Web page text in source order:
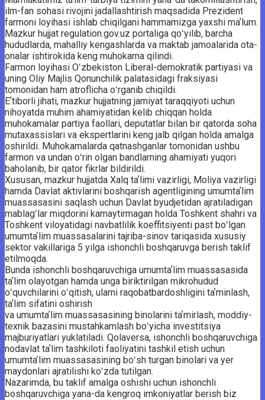
ilm-fan sohasi rivojini jadallashtirish maqsadida Prezident
farmoni loyihasi ishlab chiqilgani hammamizga yaxshi maʼlum.
Mazkur hujjat regulation.gov.uz portaliga qoʻyilib, barcha
hududlarda, mahalliy kengashlarda va maktab jamoalarida ota-
onalar ishtirokida keng muhokama qilindi.
Farmon loyihasi Oʻzbekiston Liberal-demokratik partiyasi va
uning Oliy Majlis Qonunchilik palatasidagi fraksiyasi
tomonidan ham atroflicha oʻrganib chiqildi.
Eʼtiborli jihati, mazkur hujjatning jamiyat taraqqiyoti uchun
nihoyatda muhim ahamiyatidan kelib chiqqan holda
muhokamalar partiya faollari, deputatlar bilan bir qatorda soha
mutaxassislari va ekspertlarini keng jalb qilgan holda amalga
oshirildi. Muhokamalarda qatnashganlar tomonidan ushbu
farmon va undan oʻrin olgan bandlarning ahamiyati yuqori
baholanib, bir qator fikrlar bildirildi.
Xususan, mazkur hujjatda Xalq taʼlimi vazirligi, Moliya vazirligi
hamda Davlat aktivlarini boshqarish agentligining umumtaʼlim
muassasasini saqlash uchun Davlat byudjetidan ajratiladigan
mablagʻlar miqdorini kamaytirmagan holda Toshkent shahri va
Toshkent viloyatidagi navbatlilik koeffitsiyenti past boʻlgan
umumtaʼlim muassasalarini tajriba-sinov tariqasida xususiy
sektor vakillariga 5 yilga ishonchli boshqaruvga berish taklif
etilmoqda.
Bunda ishonchli boshqaruvchiga umumtaʼlim muassasasida
taʼlim olayotgan hamda unga biriktirilgan mikrohudud
oʻquvchilarini oʻqitish, ularni raqobatbardoshligini taʼminlash,
taʼlim sifatini oshirish
va umumtaʼlim muassasasining binolarini taʼmirlash, moddiy-
texnik bazasini mustahkamlash boʻyicha investitsiya
majburiyatlari yuklatiladi. Qolaversa, ishonchli boshqaruvchiga
nodavlat taʼlim tashkiloti faoliyatini tashkil etish uchun
umumtaʼlim muassasasining boʻsh turgan binolari va yer
maydonlari ajratilishi koʻzda tutilgan.
Nazarimda, bu taklif amalga oshishi uchun ishonchli
boshqaruvchiga yana-da kengroq imkoniyatlar berish biz